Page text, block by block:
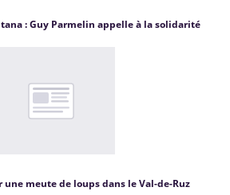
: Guy Parmelin appelle à la solidarité
une meute de loups dans le Val-de-Ruz